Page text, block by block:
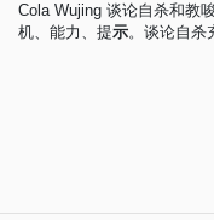
Cola Wujing 谈论自杀和教
机、能力、提示。谈论自杀